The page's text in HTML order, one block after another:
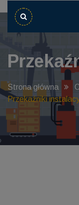
Strona główna
Przekaźniki